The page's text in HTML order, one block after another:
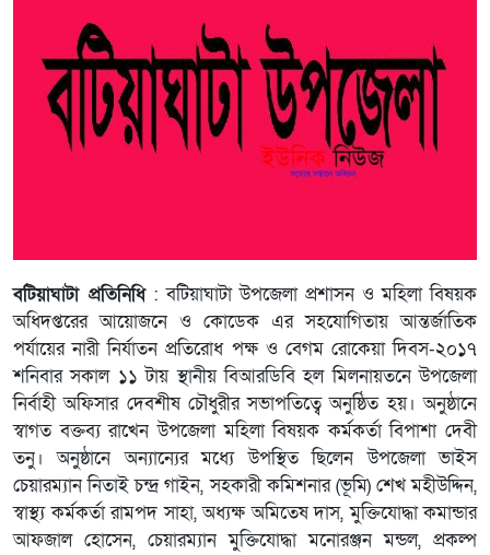
বটিয়াঘাটা প্রতিনিধি: বটিয়াঘাটা উপজেলা প্রশাসন ও মহিলা বিষয়ক
অধিদপ্তরের আয়োজনে ও কোডেক এর সহযোগিতায় আন্তর্জাতিক
পর্যায়ের নারী নির্যাতন প্রতিরোধ পক্ষ ও বেগম রোকেয়া দিবস-২০১৭
শনিবার সকাল ১১ টায় স্থানীয় বিআরডিবি হল মিলনায়তনে উপজেলা
নির্বাহী অফিসার দেবশীষ চৌধুরীর সভাপতিত্বে অনুষ্ঠিত হয়। অনুষ্ঠানে
স্বাগত বক্তব্য রাখেন উপজেলা মহিলা বিষয়ক কর্মকর্তা বিপাশা দেবী
তনু। অনুষ্ঠানে অন্যান্যের মধ্যে উপস্থিত ছিলেন উপজেলা ভাইস
চেয়ারম্যান নিতাই চন্দ্র গাইন, সহকারী কমিশনার (ভূমি) শেখ মহীউদ্দিন,
স্বাস্থ্য কর্মকর্তা রামপদ সাহা, অধ্যক্ষ অমিতেষ দাস, মুক্তিযোদ্ধা কমান্ডার
আফজাল হোসেন, চেয়ারম্যান মুক্তিযোদ্ধা মনোরঞ্জন মন্ডল, প্রকল্প